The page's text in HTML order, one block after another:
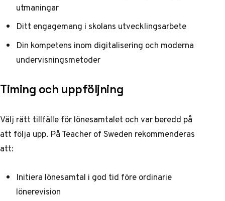
utmaningar
Ditt engagemang i skolans utvecklingsarbete
Din kompetens inom digitalisering och moderna
undervisningsmetoder
Timing och uppföljning
Välj rätt tillfälle för lönesamtalet och var beredd på
att följa upp. PåTeacher of Sweden rekommenderas
att:
Initiera lönesamtal i god tid före ordinarie
lönerevision